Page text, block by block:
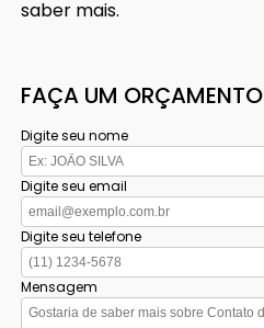
saber mais.
FAÇA UM ORÇAMENTO
Digite seu nome
Digite seu email
Digite seu telefone
Mensagem